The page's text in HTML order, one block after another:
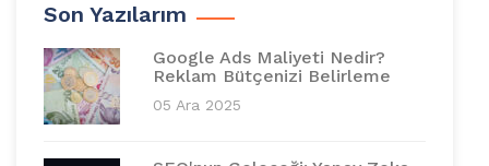
Son Yazılarım
Google Ads Maliyeti Nedir?
Reklam Bütçenizi Belirleme
05 Ara 2025